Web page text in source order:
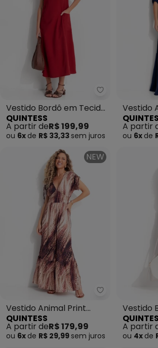
Quintess -
Vestido Bordô em Tecido
de Alfaiataria
QUINTESS
A partir deR$ 199,99
ou 6x de R$ 33,33 sem juros
Vestido
Air Flow
A partir
ou 6x de
NEW
Quintess -
Vestido Animal Print
Cervo em Malha Fria
QUINTESS
A partir deR$ 179,99
ou 6x de R$ 29,99 sem juros
Vestido
de
A partir
ou 4x de